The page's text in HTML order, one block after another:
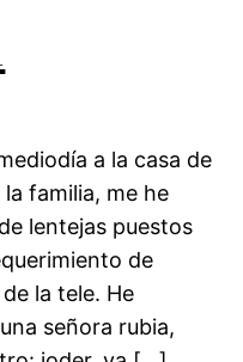
a la casa de
familia, me he
lentejas puestos
de
la tele. He
señora rubia,